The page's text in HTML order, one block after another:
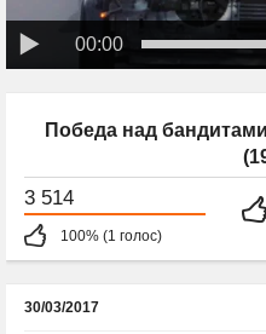
00:00
Победа над
3 514
100% (1 голос)
30/03/2017